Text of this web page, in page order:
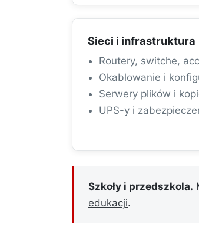
Sieci i infrastruktura
Routery, switche,
Okablowanie i
Serwery plików i
UPS-y i
Szkoły i przedszkola.
edukacji.